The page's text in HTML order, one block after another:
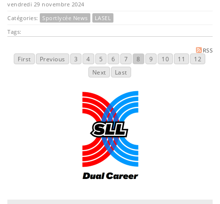
vendredi 29 novembre 2024
Catégories:
Sportlycée News
LASEL
Tags:
RSS
First Previous 3 4 5 6 7 8 9 10 11
12
Next
Last